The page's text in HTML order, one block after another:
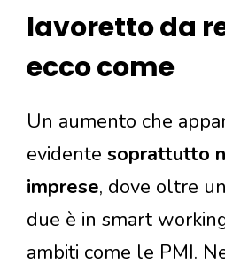
lavoretto da
ecco come
Un aumento che
evidente soprattutto
imprese, dove oltre
due è in smart
ambiti come le PMI.